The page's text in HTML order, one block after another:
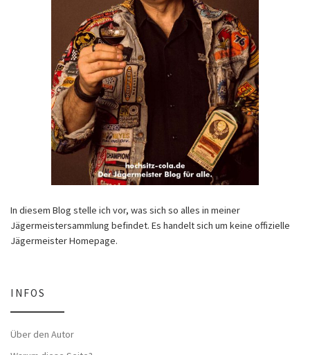
In diesem Blog stelle ich vor, was sich so alles in meiner
Jägermeistersammlung befindet. Es handelt sich um keine offizielle
Jägermeister Homepage.
INFOS
Über den Autor